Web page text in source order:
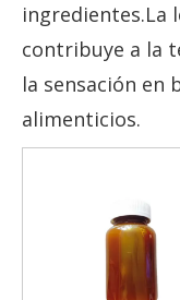
ingredientes.La
contribuye a la
la sensación en
alimenticios.